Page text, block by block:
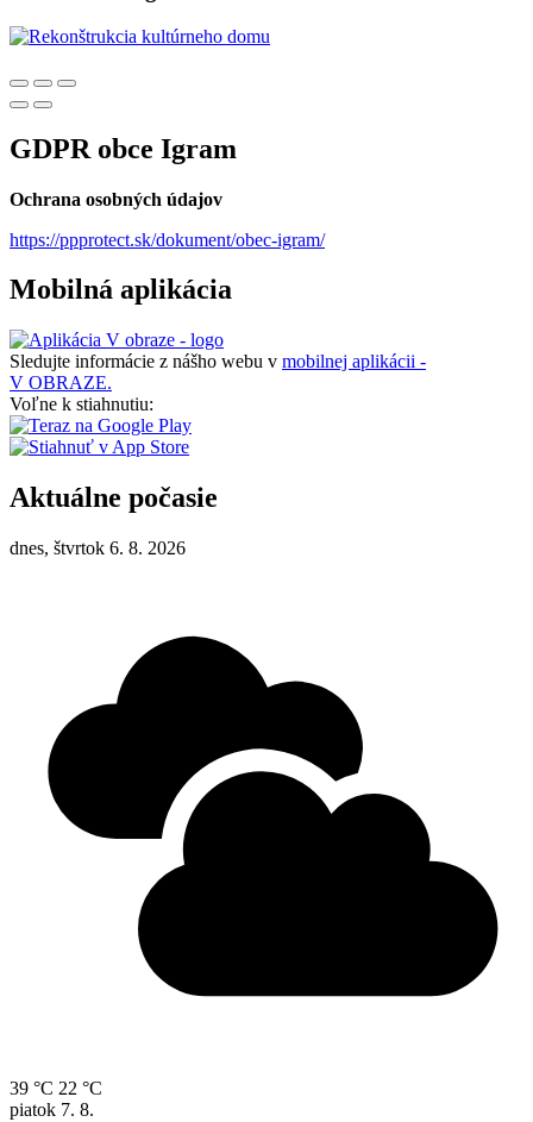
GDPR obce Igram
Ochrana osobných údajov
https://ppprotect.sk/dokument/obec-igram/
Mobilná aplikácia
Sledujte informácie z nášho webu v mobilnej aplikácii -
V OBRAZE.
Voľne k stiahnutiu:
Aktuálne počasie
dnes, štvrtok 6. 8. 2026
39 °C 22 °C
piatok 7. 8.